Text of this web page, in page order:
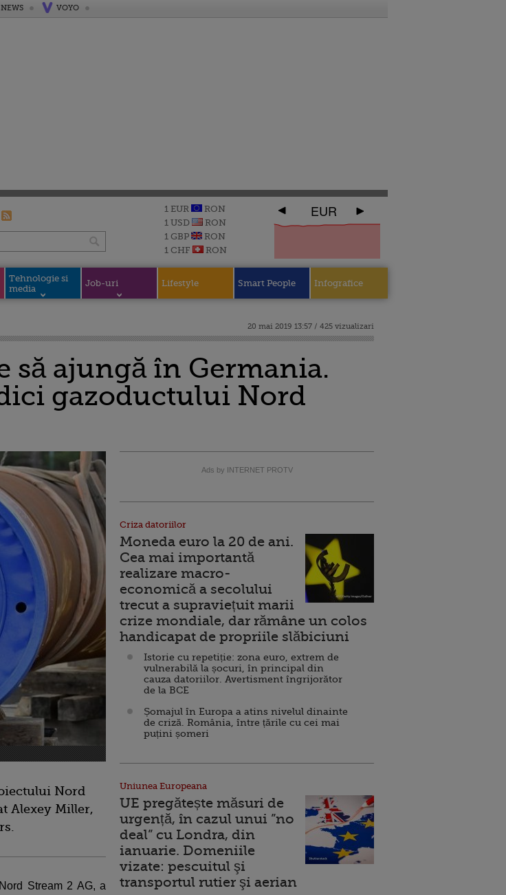
VOYO
1 EUR
RON
1 USD
RON
1 GBP
RON
1 CHF
RON
EUR
Tehnologie si
media
Job-uri Lifestyle Smart People Infografice
20 mai 2019 13:57 / 425 vizualizari
să ajungă în Germania.
gazoductului Nord
Nord
Alexey Miller,
Stream 2 AG, a
Ads by INTERNET PROTV
Criza datoriilor
Moneda euro la 20 de ani.
Cea mai importantă
realizare macro-
economică a secolului
trecut a supraviețuit marii
crize mondiale, dar rămâne un colos
handicapat de propriile slăbiciuni
Istorie cu repetiție: zona euro, extrem de
vulnerabilă la șocuri, în principal din
cauza datoriilor. Avertisment îngrijorător
de la BCE
Șomajul în Europa a atins nivelul dinainte
de criză. România, între țările cu cei mai
puțini șomeri
Uniunea Europeana
UE pregătește măsuri de
urgență, în cazul unui ”no
deal” cu Londra, din
ianuarie. Domeniile
vizate: pescuitul şi
transportul rutier şi aerian